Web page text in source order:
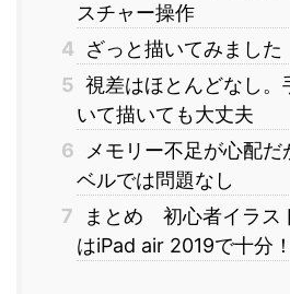
スチャー操作
4
ざっと描いてみました
5 視差はほとんどなし。
いて描いても大丈夫
6
メモリー不足が心配だ
ベルでは問題なし
7
まとめ 初心者イラス
はiPad air 2019で十分！